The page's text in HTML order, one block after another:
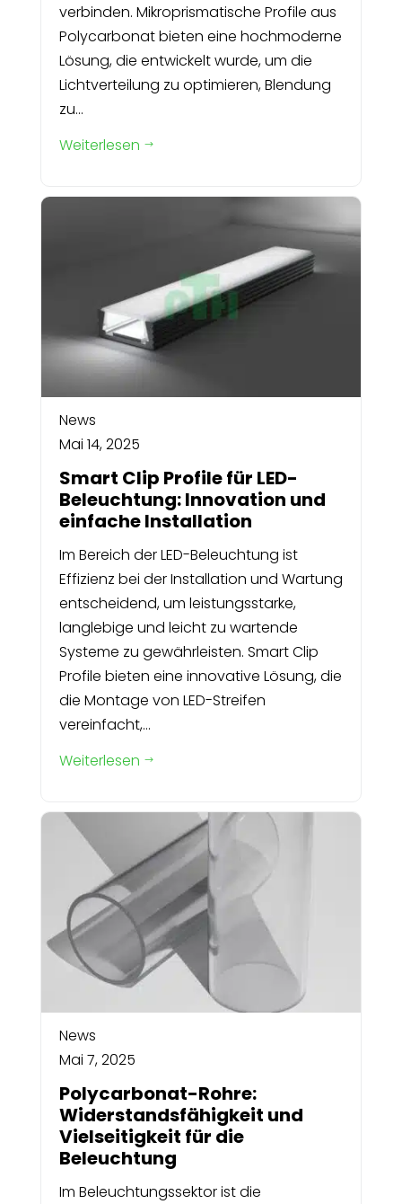
verbinden. Mikroprismatische Profile aus
Polycarbonat bieten eine hochmoderne
Lösung, die entwickelt wurde, um die
Lichtverteilung zu optimieren, Blendung
zu...
Weiterlesen $
News
Mai 14, 2025
Smart Clip Profile für LED-
Beleuchtung: Innovation und
einfache Installation
Im Bereich der LED-Beleuchtung ist
Effizienz bei der Installation und Wartung
entscheidend, um leistungsstarke,
langlebige und leicht zu wartende
Systeme zu gewährleisten. Smart Clip
Profile bieten eine innovative Lösung, die
die Montage von LED-Streifen
vereinfacht,...
Weiterlesen $
News
Mai 7, 2025
Polycarbonat-Rohre:
Widerstandsfähigkeit und
Vielseitigkeit für die
Beleuchtung
Im Beleuchtungssektor ist die